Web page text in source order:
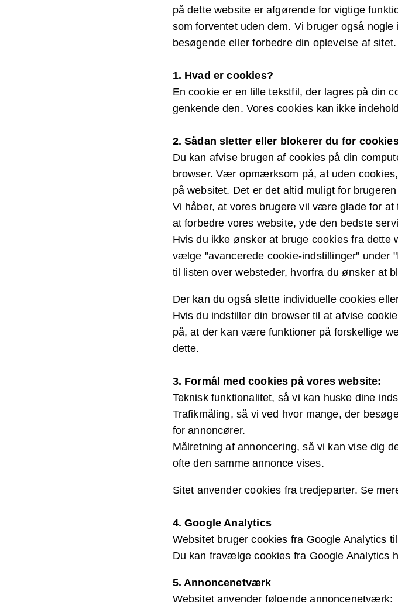
på dette website er afgørende for vigtige
som forventet uden dem. Vi bruger også
besøgende eller forbedre din oplevelse af sitet.
1. Hvad er cookies?
En cookie er en lille tekstfil, der lagres på din
genkende den. Vores cookies kan ikke
2. Sådan sletter eller blokerer du for
Du kan afvise brugen af cookies på din
browser. Vær opmærksom på, at uden
på websitet. Det er det altid muligt for
Vi håber, at vores brugere vil være glade for
at forbedre vores website, yde den bedste
Hvis du ikke ønsker at bruge cookies fra
vælge "avancerede cookie-indstillinger" under
til listen over websteder, hvorfra du ønsker at
Der kan du også slette individuelle cookies
Hvis du indstiller din browser til at afvise
på, at der kan være funktioner på forskellige
dette.
3. Formål med cookies på vores website:
Teknisk funktionalitet, så vi kan huske dine
Trafikmåling, så vi ved hvor mange, der
for annoncører.
Målretning af annoncering, så vi kan vise dig
ofte den samme annonce vises.
Sitet anvender cookies fra tredjeparter. Se
4. Google Analytics
Websitet bruger cookies fra Google Analytics
Du kan fravælge cookies fra Google Analytics
5. Annoncenetværk
Websitet anvender følgende annoncenetværk: